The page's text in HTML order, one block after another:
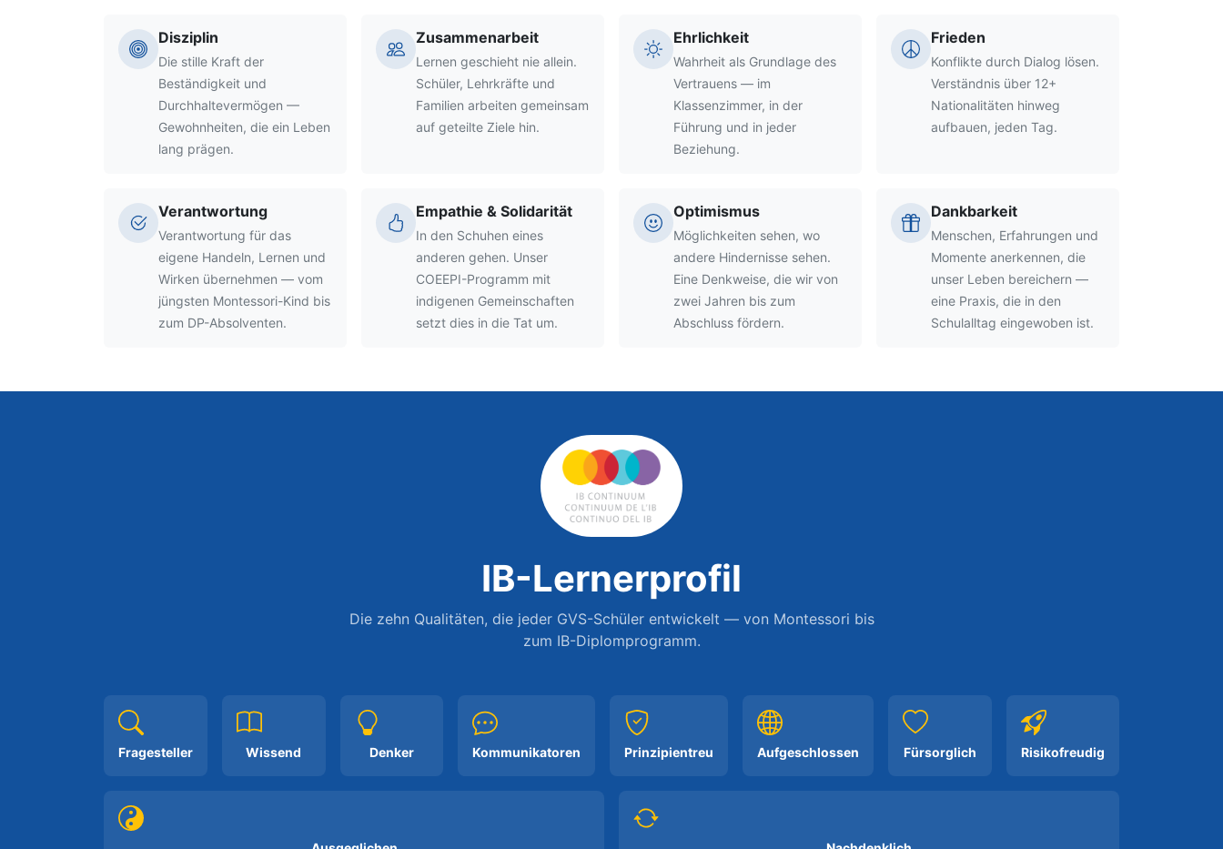
Disziplin
Die stille Kraft der
Beständigkeit und
Durchhaltevermögen —
Gewohnheiten, die ein Leben
lang prägen.
Zusammenarbeit
Lernen geschieht nie allein.
Schüler, Lehrkräfte und
Familien arbeiten gemeinsam
auf geteilte Ziele hin.
Ehrlichkeit
Wahrheit als Grundlage des
Vertrauens — im
Klassenzimmer, in der
Führung und in jeder
Beziehung.
Frieden
Konflikte durch Dialog lösen.
Verständnis über 12+
Nationalitäten hinweg
aufbauen, jeden Tag.
Verantwortung
Verantwortung für das
eigene Handeln, Lernen und
Wirken übernehmen — vom
jüngsten Montessori-Kind bis
zum DP-Absolventen.
Empathie & Solidarität
In den Schuhen eines
anderen gehen. Unser
COEEPI-Programm mit
indigenen Gemeinschaften
setzt dies in die Tat um.
Optimismus
Möglichkeiten sehen, wo
andere Hindernisse sehen.
Eine Denkweise, die wir von
zwei Jahren bis zum
Abschluss fördern.
Dankbarkeit
Menschen, Erfahrungen und
Momente anerkennen, die
unser Leben bereichern —
eine Praxis, die in den
Schulalltag eingewoben ist.
IB-Lernerprofil
Die zehn Qualitäten, die jeder GVS-Schüler entwickelt — von Montessori bis
zum IB-Diplomprogramm.
Fragesteller Wissend Denker Kommunikatoren Prinzipientreu Aufgeschlossen Fürsorglich Risikofreudig